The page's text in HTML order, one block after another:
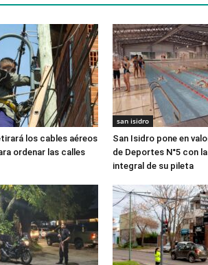
los cables aéreos
ordenar las calles
san isidro
San Isidro pone en
de Deportes N°5 con
integral de su pileta